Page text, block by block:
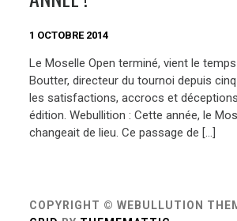
1 OCTOBRE 2014
Le Moselle Open terminé, vient le
Boutter, directeur du tournoi depuis
les satisfactions, accrocs et
édition. Webullition : Cette année, le
changeait de lieu. Ce passage de […]
COPYRIGHT © WEBULLUTION